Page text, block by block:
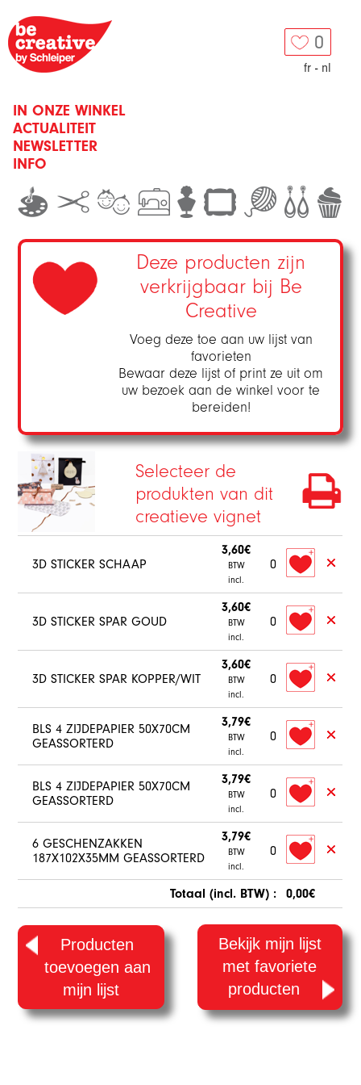
0
fr - nl
IN ONZE WINKEL
ACTUALITEIT
NEWSLETTER
INFO
Deze producten zijn
verkrijgbaar bij Be
Creative
Voeg deze toe aan uw lijst van
favorieten
Bewaar deze lijst of print ze uit om
uw bezoek aan de winkel voor te
bereiden!
Selecteer de
produkten van dit
creatieve vignet
3D STICKER SCHAAP
3,60€
BTW
incl.
0
3D STICKER SPAR GOUD
3,60€
BTW
incl.
0
3D STICKER SPAR KOPPER/WIT
3,60€
BTW
incl.
0
BLS 4 ZIJDEPAPIER 50X70CM
GEASSORTERD
3,79€
BTW
incl.
0
BLS 4 ZIJDEPAPIER 50X70CM
GEASSORTERD
3,79€
BTW
incl.
0
6 GESCHENZAKKEN
187X102X35MM GEASSORTERD
3,79€
BTW
incl.
0
Totaal (incl. BTW) : 0,00€
Producten
toevoegen aan
mijn lijst
Bekijk mijn lijst
met favoriete
producten